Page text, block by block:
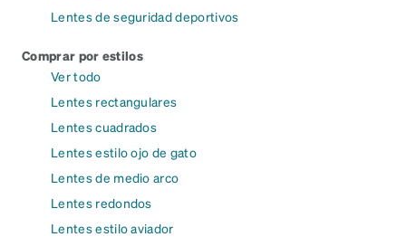
Lentes de seguridad deportivos
Comprar por estilos
Ver todo
Lentes rectangulares
Lentes cuadrados
Lentes estilo ojo de gato
Lentes de medio arco
Lentes redondos
Lentes estilo aviador